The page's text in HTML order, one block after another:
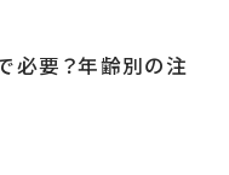
必要？年齢別の注